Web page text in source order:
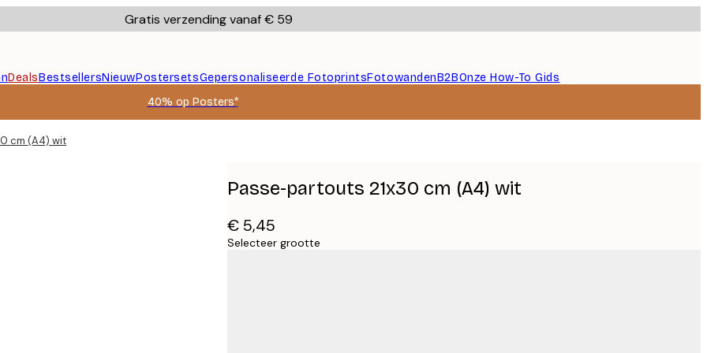
Gratis verzending vanaf € 59
DealsBestsellersNieuwPostersetsGepersonaliseerde FotoprintsFotowandenB2BOnze How-To Gids
40% op Posters*
cm (A4) wit
Passe-partouts 21x30 cm (A4) wit
€ 5,45
Selecteer grootte